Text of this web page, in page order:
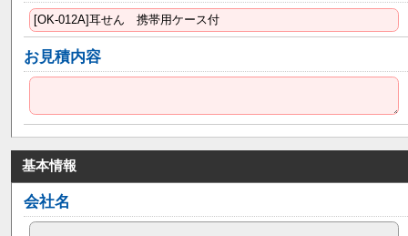
お見積内容
基本情報
会社名